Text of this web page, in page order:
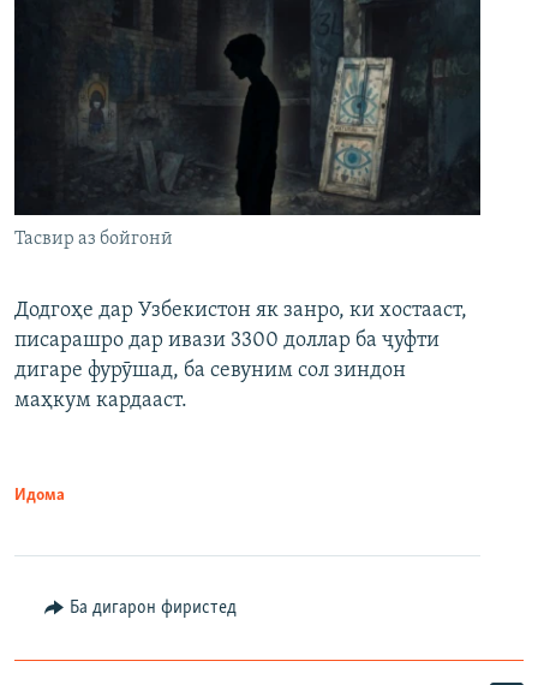
Тасвир аз бойгонӣ
Додгоҳе дар Узбекистон як занро, ки хостааст,
писарашро дар ивази 3300 доллар ба ҷуфти
дигаре фурӯшад, ба севуним сол зиндон
маҳкум кардааст.
Идома
Ба дигарон фиристед